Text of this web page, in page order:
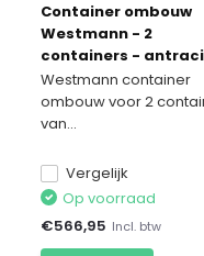
Container ombouw
Westmann - 2
containers -
houtlook
Westmann container
ombouw voor 2
van...
Vergelijk
Op voorraad
€566,95 Incl. btw